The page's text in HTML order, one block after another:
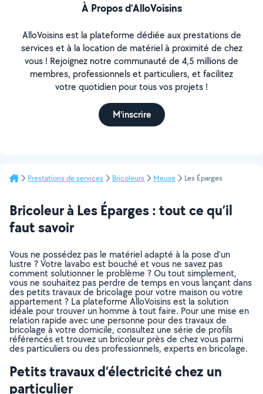
À Propos d’AlloVoisins
AlloVoisins est la plateforme dédiée aux prestations de
services et à la location de matériel à proximité de chez
vous ! Rejoignez notre communauté de 4,5 millions de
membres, professionnels et particuliers, et facilitez
votre quotidien pour tous vos projets !
M'inscrire
Prestations de services Bricoleurs Meuse Les Éparges
Bricoleur à Les Éparges : tout ce qu’il
faut savoir
Vous ne possédez pas le matériel adapté à la pose d’un
lustre ? Votre lavabo est bouché et vous ne savez pas
comment solutionner le problème ? Ou tout simplement,
vous ne souhaitez pas perdre de temps en vous lançant dans
des petits travaux de bricolage pour votre maison ou votre
appartement ? La plateforme AlloVoisins est la solution
idéale pour trouver un homme à tout faire. Pour une mise en
relation rapide avec une personne pour des travaux de
bricolage à votre domicile, consultez une série de profils
référencés et trouvez un bricoleur près de chez vous parmi
des particuliers ou des professionnels, experts en bricolage.
Petits travaux d’électricité chez un
particulier